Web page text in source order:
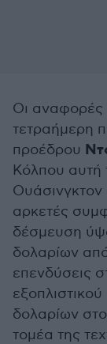
Οι αναφορές
τετραήμερη
προέδρου
Κόλπου αυτή
Ουάσινγκτον
αρκετές
δέσμευση
δολαρίων
επενδύσεις
δολαρίων
τομέα της